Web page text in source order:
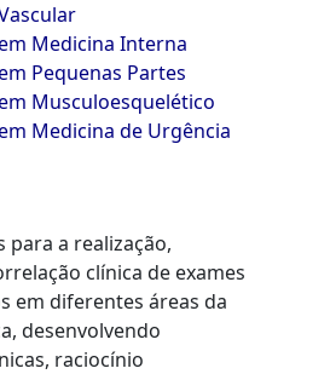
Medicina Interna
Pequenas Partes
Musculoesquelético
Medicina de Urgência
para a realização,
clínica de exames
em diferentes áreas da
desenvolvendo
raciocínio